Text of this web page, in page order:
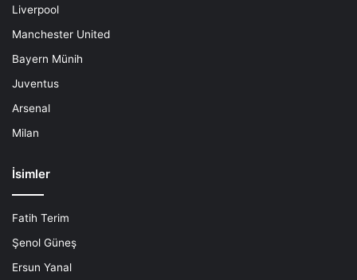
Liverpool
Manchester United
Bayern Münih
Juventus
Arsenal
Milan
İsimler
Fatih Terim
Şenol Güneş
Ersun Yanal